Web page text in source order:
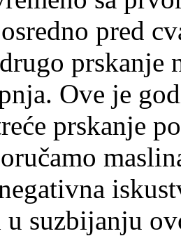
pred
prskanje
Ove je
prskanje
suzbijanju